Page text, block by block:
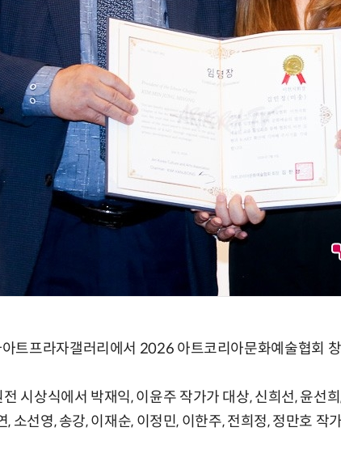
트프라자갤러리에서 2026 아트코리아문화예술협회
시상식에서 박재익, 이윤주 작가가 대상, 신희선, 윤선
, 소선영, 송강, 이재순, 이정민, 이한주, 전희정, 정만호 작